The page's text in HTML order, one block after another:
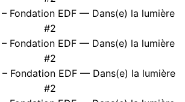
– Fondation EDF — Dans(e) la lumière
#2
– Fondation EDF — Dans(e) la lumière
#2
– Fondation EDF — Dans(e) la lumière
#2